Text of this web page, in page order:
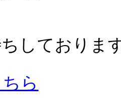
しておりま
ら